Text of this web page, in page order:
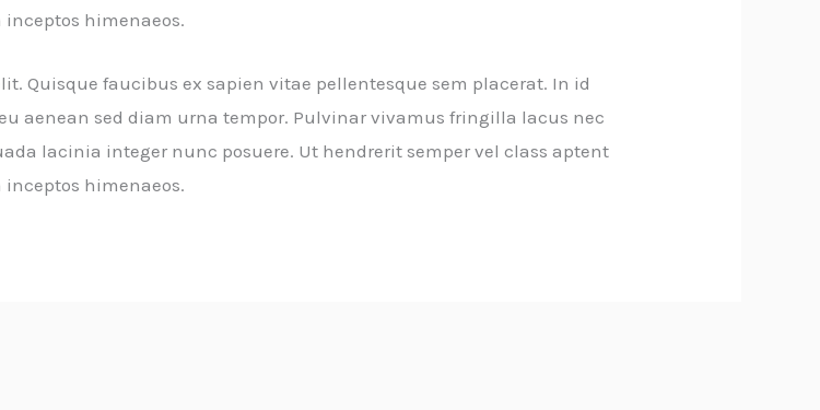
himenaeos.
Quisque faucibus ex sapien vitae pellentesque sem placerat. In id
aenean sed diam urna tempor. Pulvinar vivamus fringilla lacus nec
lacinia integer nunc posuere. Ut hendrerit semper vel class aptent
himenaeos.